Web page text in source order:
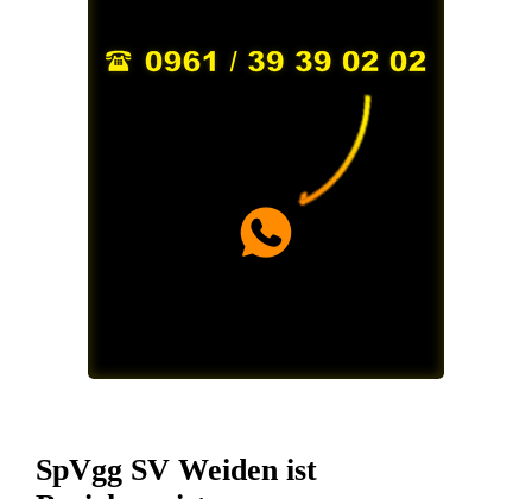
SpVgg SV Weiden ist